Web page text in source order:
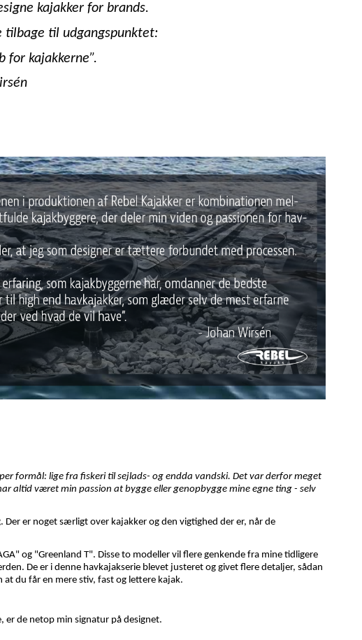
kajakker for brands.
til udgangspunktet:
for kajakkerne”.
formål: lige fra fiskeri til sejlads- og endda vandski. Det var derfor meget
altid været min passion at bygge eller genopbygge mine egne ting - selv
er noget særligt over kajakker og den vigtighed der er, når de
og "Greenland T". Disse to modeller vil flere genkende fra mine tidligere
De er i denne havkajakserie blevet justeret og givet flere detaljer, sådan
du får en mere stiv, fast og lettere kajak.
er de netop min signatur på designet.